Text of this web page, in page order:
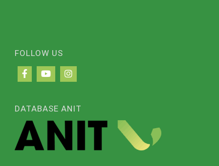
FOLLOW US
DATABASE ANIT